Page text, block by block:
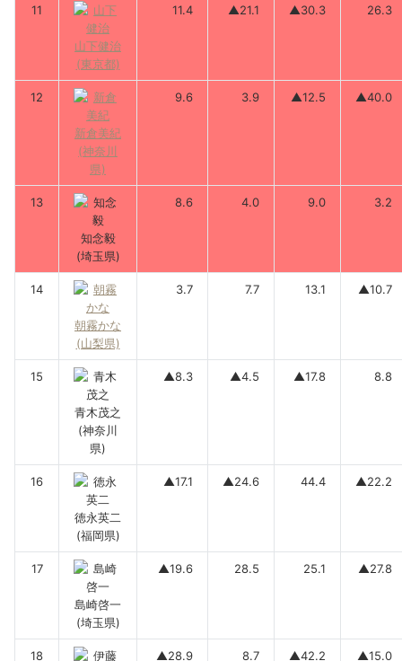
11
山下健治
(東京都)
11.4 ▲21.1 ▲30.3 26.3
12
新倉美紀
(神奈川
県)
9.6 3.9 ▲12.5 ▲40.0
13
知念毅
(埼玉県)
8.6 4.0 9.0 3.2
14
朝霧かな
(山梨県)
3.7 7.7 13.1 ▲10.7
15
青木茂之
(神奈川
県)
▲8.3 ▲4.5 ▲17.8 8.8
16
徳永英二
(福岡県)
▲17.1 ▲24.6 44.4 ▲22.2
17
島崎啓一
(埼玉県)
▲19.6 28.5 25.1 ▲27.8
18 ▲28.9 8.7 ▲42.2 ▲15.0